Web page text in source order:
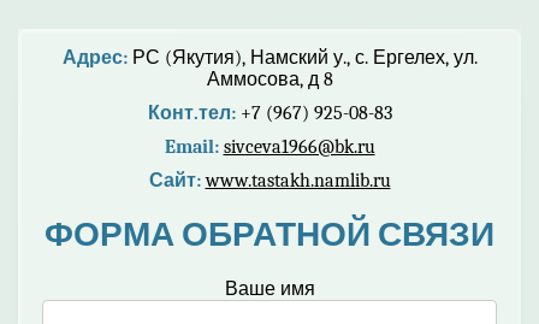
Адрес:РС (Якутия), Намский у., с. Ергелех, ул.
Аммосова, д 8
Конт.тел:+7 (967) 925-08-83
Email: sivceva1966@bk.ru
Сайт: www.tastakh.namlib.ru
ФОРМА ОБРАТНОЙ СВЯЗИ
Ваше имя